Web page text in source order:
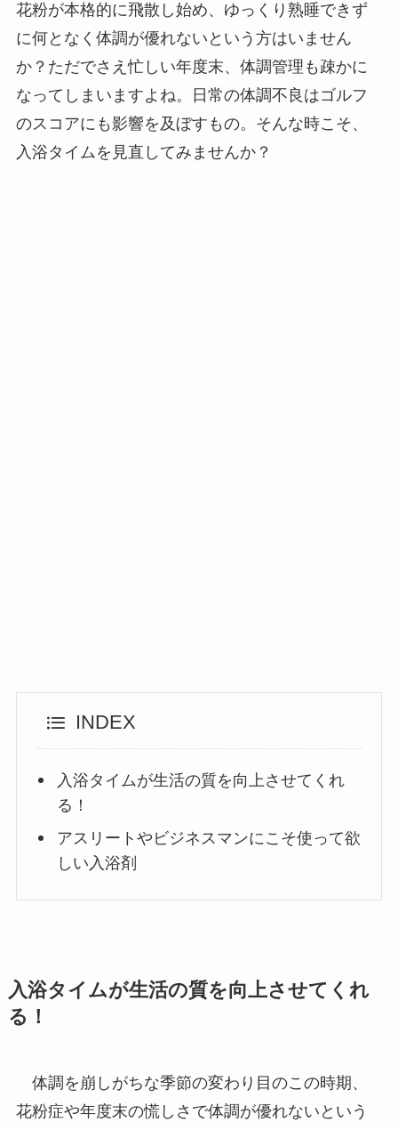
花粉が本格的に飛散し始め、ゆっくり熟睡できず
に何となく体調が優れないという方はいません
か？ただでさえ忙しい年度末、体調管理も疎かに
なってしまいますよね。日常の体調不良はゴルフ
のスコアにも影響を及ぼすもの。そんな時こそ、
入浴タイムを見直してみませんか？
INDEX
入浴タイムが生活の質を向上させてくれ
る！
アスリートやビジネスマンにこそ使って欲
しい入浴剤
入浴タイムが生活の質を向上させてくれ
る！
体調を崩しがちな季節の変わり目のこの時期、
花粉症や年度末の慌しさで体調が優れないという